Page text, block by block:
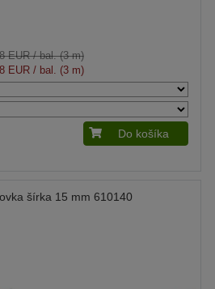
EUR/ bal. (3 m)
EUR/ bal. (3 m)
Do košíka
šírka 15 mm 610140